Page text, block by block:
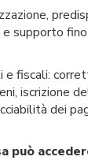
supporto fino
e fiscali:
iscrizione
dei
può